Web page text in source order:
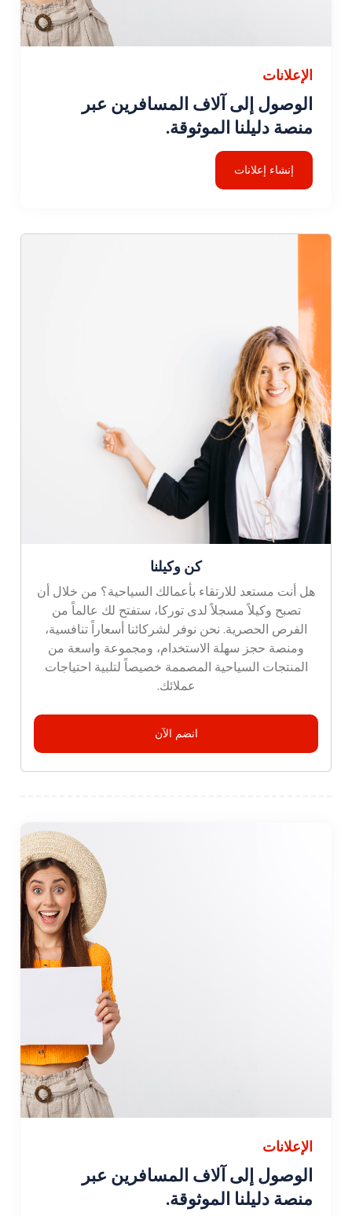
الإعلانات
الوصول إلى آلاف المسافرين عبر
منصة دليلنا الموثوقة.
إنشاء إعلانات
كن وكيلنا
هل أنت مستعد للارتقاء بأعمالك السياحية؟ من خلال أن
تصبح وكيلاً مسجلاً لدى توركا، ستفتح لك عالماً من
الفرص الحصرية. نحن نوفر لشركائنا أسعاراً تنافسية،
ومنصة حجز سهلة الاستخدام، ومجموعة واسعة من
المنتجات السياحية المصممة خصيصاً لتلبية احتياجات
عملائك.
انضم الآن
الإعلانات
الوصول إلى آلاف المسافرين عبر
منصة دليلنا الموثوقة.